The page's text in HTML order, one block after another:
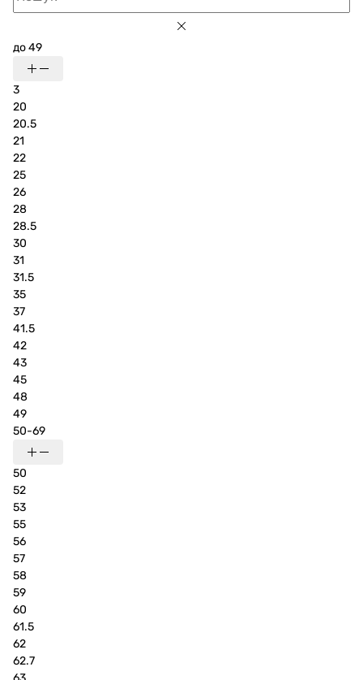
до 49
3
20
20.5
21
22
25
26
28
28.5
30
31
31.5
35
37
41.5
42
43
45
48
49
50-69
50
52
53
55
56
57
58
59
60
61.5
62
62.7